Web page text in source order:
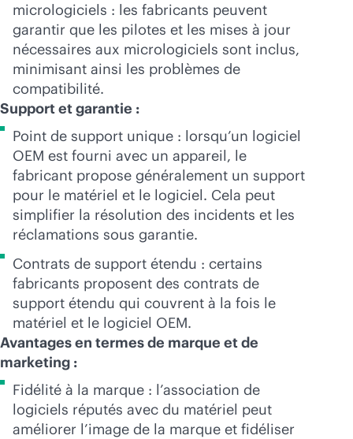
micrologiciels : les fabricants peuvent
garantir que les pilotes et les mises à jour
nécessaires aux micrologiciels sont inclus,
minimisant ainsi les problèmes de
compatibilité.
Support et garantie :
Point de support unique : lorsqu’un logiciel
OEM est fourni avec un appareil, le
fabricant propose généralement un support
pour le matériel et le logiciel. Cela peut
simplifier la résolution des incidents et les
réclamations sous garantie.
Contrats de support étendu : certains
fabricants proposent des contrats de
support étendu qui couvrent à la fois le
matériel et le logiciel OEM.
Avantages en termes de marque et de
marketing :
Fidélité à la marque : l’association de
logiciels réputés avec du matériel peut
améliorer l’image de la marque et fidéliser